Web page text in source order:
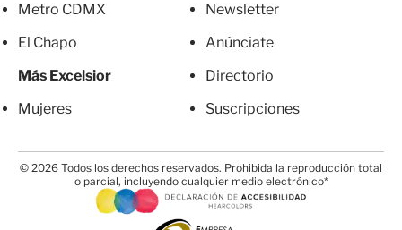
Metro CDMX
El Chapo
Más Excelsior
Mujeres
Newsletter
Anúnciate
Directorio
Suscripciones
© 2026 Todos los derechos reservados. Prohibida la reproducción total
o parcial, incluyendo cualquier medio electrónico*